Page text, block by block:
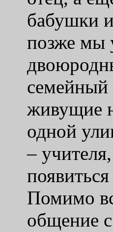
бабушки
позже мы
семейный
живущие
одной
–
Помимо
общение